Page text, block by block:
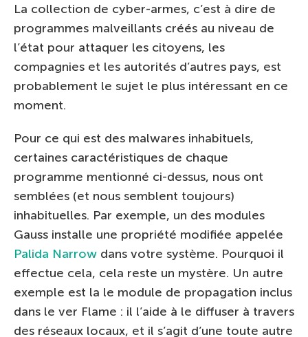
La collection de cyber-armes, c’est à dire de
programmes malveillants créés au niveau de
l’état pour attaquer les citoyens, les
compagnies et les autorités d’autres pays, est
probablement le sujet le plus intéressant en ce
moment.
Pour ce qui est des malwares inhabituels,
certaines caractéristiques de chaque
programme mentionné ci-dessus, nous ont
semblées (et nous semblent toujours)
inhabituelles. Par exemple, un des modules
Gauss installe une propriété modifiée appelée
Palida Narrow dans votre système. Pourquoi il
effectue cela, cela reste un mystère. Un autre
exemple est la le module de propagation inclus
dans le ver Flame : il l’aide à le diffuser à travers
des réseaux locaux, et il s’agit d’une toute autre